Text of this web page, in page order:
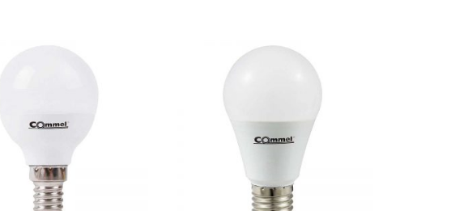
DODAJ U KOŠARICU DODAJ U KOŠARICU